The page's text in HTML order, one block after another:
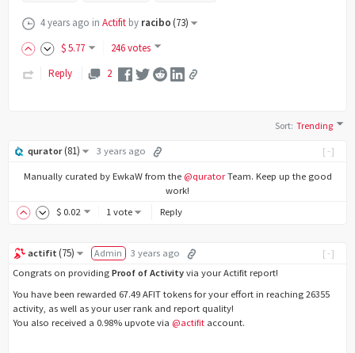
4 years ago in Actifit by racibo(73)
$5.77
246 votes
Reply
2
Sort:Trending
[-]
qurator(81) 3 years ago
Manually curated by EwkaW from the @quratorTeam. Keep up the good
work!
$ 0.02 1 vote Reply
[-]
actifit (75) Admin
3 years ago
Congrats on providing Proof of Activity via your Actifit report!
You have been rewarded 67.49 AFIT tokens for your effort in reaching 26355
activity, as well as your user rank and report quality!
You also received a 0.98% upvote via @actifit account.